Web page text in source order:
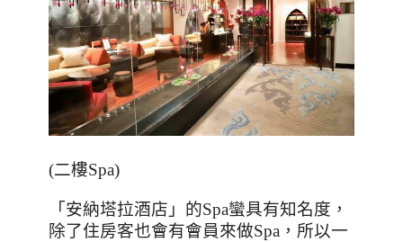
(二樓Spa)
「安納塔拉酒店」的Spa蠻具有知名度，
除了住房客也會有會員來做Spa ，所以一